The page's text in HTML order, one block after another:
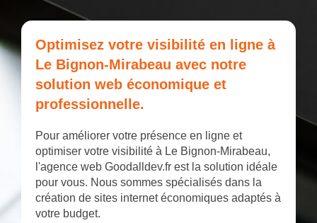
Optimisez votre visibilité en ligne à
Le Bignon-Mirabeau avec notre
solution web économique et
professionnelle.
Pour améliorer votre présence en ligne et
optimiser votre visibilité à Le Bignon-Mirabeau,
l'agence web Goodalldev.fr est la solution idéale
pour vous. Nous sommes spécialisés dans la
création de sites internet économiques adaptés à
votre budget.